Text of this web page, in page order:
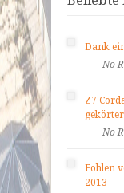
Dank
No
Z7
No
Fohlen
2013